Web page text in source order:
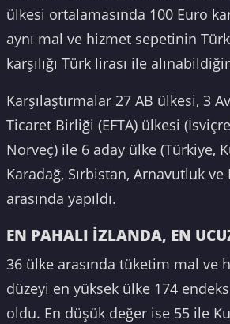
ülkesi ortalamasında 100 Euro
aynı mal ve hizmet sepetinin
karşılığı Türk lirası ile
Karşılaştırmalar 27 AB ülkesi, 3
Ticaret Birliği (EFTA) ülkesi
Norveç) ile 6 aday ülke (Türkiye,
Karadağ, Sırbistan, Arnavutluk
arasında yapıldı.
EN PAHALI İZLANDA, EN
36 ülke arasında tüketim mal ve
düzeyi en yüksek ülke 174
oldu. En düşük değer ise 55 ile